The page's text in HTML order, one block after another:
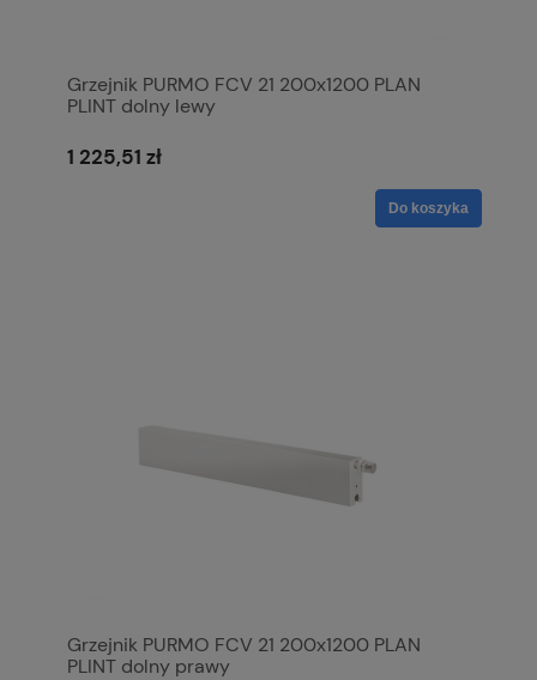
Grzejnik PURMO FCV 21 200x1200 PLAN
PLINT dolny lewy
1 225,51 zł
Do koszyka
Grzejnik PURMO FCV 21 200x1200 PLAN
PLINT dolny prawy